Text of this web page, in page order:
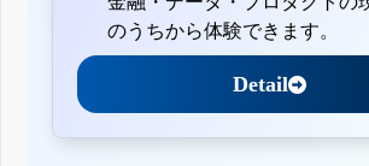
のうちから体験できます。
Detail